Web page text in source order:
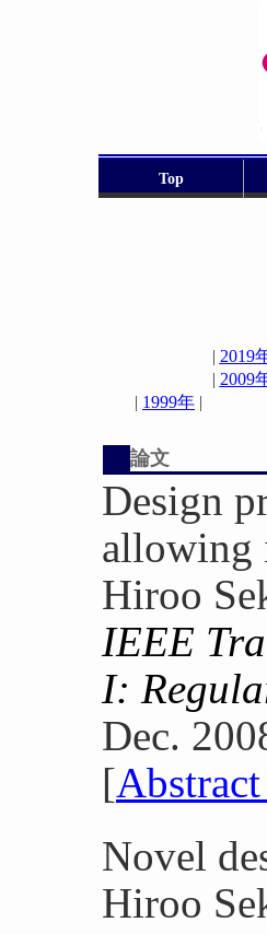
Top
| 2019
| 2009
| 1999年
論文
Design
allowing
Hiroo
IEEE
I:
Dec.
[Abstract
Novel
Hiroo